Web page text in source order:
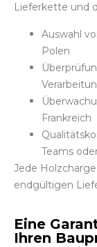
Lieferkette und
Auswahl
Polen
Frankreich
Teams
Jede
endgültigen
Eine
Ihren